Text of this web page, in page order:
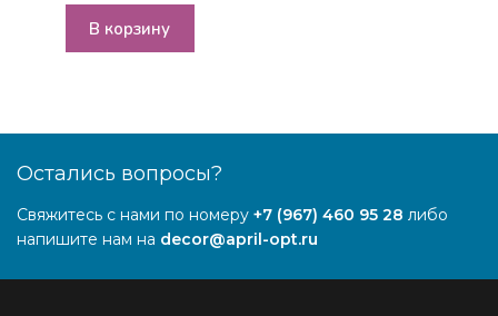
В корзину
Остались вопросы?
Свяжитесь с нами по номеру +7 (967) 460 95 28 либо
напишите нам на decor@april-opt.ru